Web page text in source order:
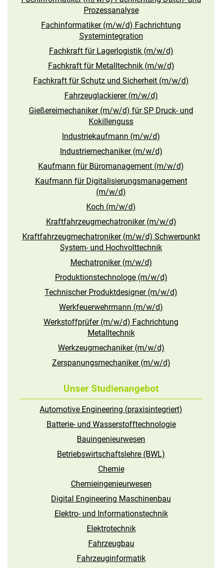
Prozessanalyse
Fachinformatiker (m/w/d) Fachrichtung
Systemintegration
Fachkraft für Lagerlogistik (m/w/d)
Fachkraft für Metalltechnik (m/w/d)
Fachkraft für Schutz und Sicherheit (m/w/d)
Fahrzeuglackierer (m/w/d)
Gießereimechaniker (m/w/d) für SP Druck- und
Kokillenguss
Industriekaufmann (m/w/d)
Industriemechaniker (m/w/d)
Kaufmann für Büromanagement (m/w/d)
Kaufmann für Digitalisierungsmanagement
(m/w/d)
Koch (m/w/d)
Kraftfahrzeugmechatroniker (m/w/d)
Kraftfahrzeugmechatroniker (m/w/d) Schwerpunkt
System- und Hochvolttechnik
Mechatroniker (m/w/d)
Produktionstechnologe (m/w/d)
Technischer Produktdesigner (m/w/d)
Werkfeuerwehrmann (m/w/d)
Werkstoffprüfer (m/w/d) Fachrichtung
Metalltechnik
Werkzeugmechaniker (m/w/d)
Zerspanungsmechaniker (m/w/d)
Unser Studienangebot
Automotive Engineering (praxisintegriert)
Batterie- und Wasserstofftechnologie
Bauingenieurwesen
Betriebswirtschaftslehre (BWL)
Chemie
Chemieingenieurwesen
Digital Engineering Maschinenbau
Elektro- und Informations­technik
Elektrotechnik
Fahrzeugbau
Fahrzeuginformatik